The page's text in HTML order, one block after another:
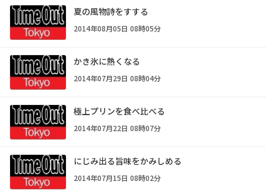
夏の風物詩をすする
2014年08月05日 08時05分
かき氷に熱くなる
2014年07月29日 08時04分
極上プリンを食べ比べる
2014年07月22日 08時07分
にじみ出る旨味をかみしめる
2014年07月15日 08時02分